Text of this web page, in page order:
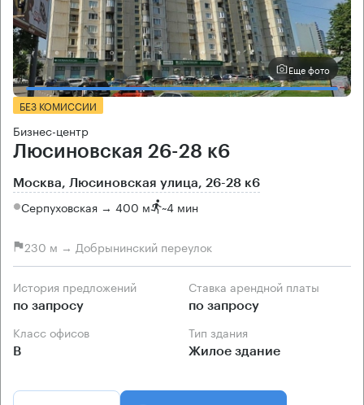
Еще фото
БЕЗ КОМИССИИ
Бизнес-центр
Люсиновская 26-28 к6
Москва, Люсиновская улица, 26-28 к6
Серпуховская → 400 м ~4 мин
230 м → Добрынинский переулок
История предложений
по запросу
Ставка арендной платы
по запросу
Класс офисов
B
Тип здания
Жилое здание